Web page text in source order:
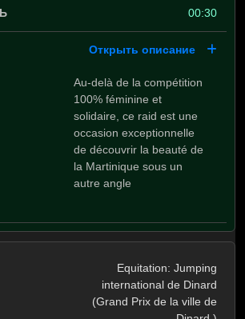
00:30
Открыть описание
Au-delà de la compétition
100% féminine et
solidaire, ce raid est une
occasion exceptionnelle
de découvrir la beauté de
la Martinique sous un
autre angle
Equitation: Jumping
international de Dinard
(Grand Prix de la ville de